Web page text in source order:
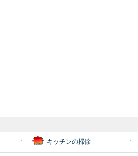
キッチンの掃除